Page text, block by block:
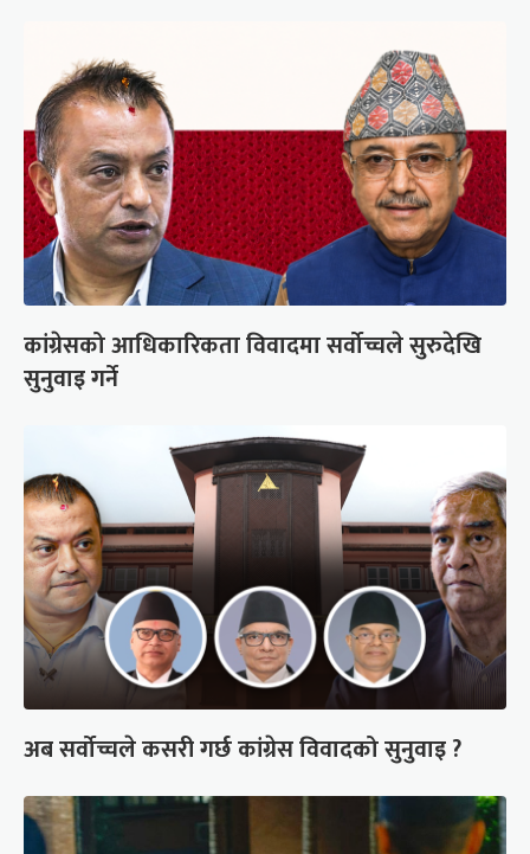
कांग्रेसको आधिकारिकता विवादमा सर्वोच्चले सुरुदेखि
सुनुवाइ गर्ने
अब सर्वोच्चले कसरी गर्छ कांग्रेस विवादको सुनुवाइ ?